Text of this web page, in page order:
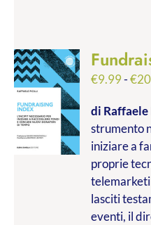
€9.99-€
di
strumento
iniziare a
proprie
lasciti
eventi, il